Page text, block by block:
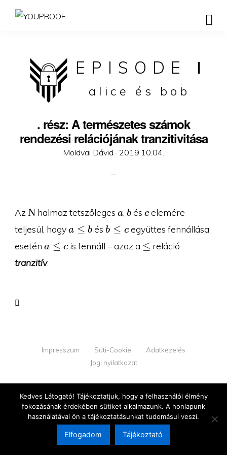
EPISODE I
alice és bob
. rész: A természetes számok
rendezési relációjának tranzitivitása
Moldvai Dávid · Posted
2019.10.04.
Az \N
Nhalmaz tetszőleges a
a, b
bés c
celemére
teljesül, hogya\leq
b
a ≤ b ésb\leq
b ≤ c együttes fennállása
esetén a\leq
c
a ≤ c is fennáll – azaz a \leq
≤ reláció
tranzitív.
Impresszum Süti-Cookie
Adatkezelés
Jogi nyilatkozat
v1.2.2
Megújultunk!Tovább az új oldalra →
Kedves Látogató! Tájékoztatjuk, hogy a felhasználói élmény
fokozásának érdekében sütiket alkalmazunk. A honlapunk
használatával ön a tájékoztatásunkat tudomásul veszi.
Elfogadom Tájékoztató